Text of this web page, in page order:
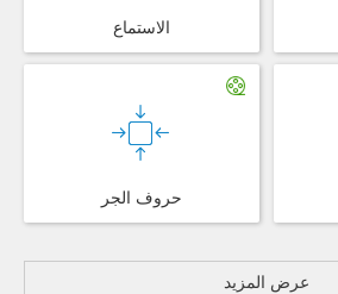
الاستماع
حروف الجر
عرض المزيد